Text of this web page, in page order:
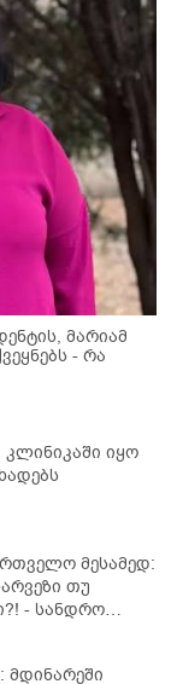
მარიამ
- რა
იყო
მესამედ:
თუ
- სანდრო
მდინარეში